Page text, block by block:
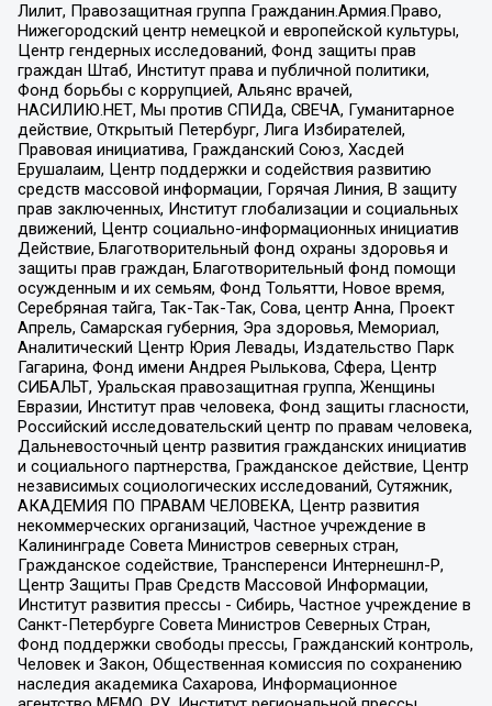
Лилит, Правозащитная группа Гражданин.Армия.Право,
Нижегородский центр немецкой и европейской культуры,
Центр гендерных исследований, Фонд защиты прав
граждан Штаб, Институт права и публичной политики,
Фонд борьбы с коррупцией, Альянс врачей,
НАСИЛИЮ.НЕТ, Мы против СПИДа, СВЕЧА, Гуманитарное
действие, Открытый Петербург, Лига Избирателей,
Правовая инициатива, Гражданский Союз, Хасдей
Ерушалаим, Центр поддержки и содействия развитию
средств массовой информации, Горячая Линия, В защиту
прав заключенных, Институт глобализации и социальных
движений, Центр социально-информационных инициатив
Действие, Благотворительный фонд охраны здоровья и
защиты прав граждан, Благотворительный фонд помощи
осужденным и их семьям, Фонд Тольятти, Новое время,
Серебряная тайга, Так-Так-Так, Сова, центр Анна, Проект
Апрель, Самарская губерния, Эра здоровья, Мемориал,
Аналитический Центр Юрия Левады, Издательство Парк
Гагарина, Фонд имени Андрея Рылькова, Сфера, Центр
СИБАЛЬТ, Уральская правозащитная группа, Женщины
Евразии, Институт прав человека, Фонд защиты гласности,
Российский исследовательский центр по правам человека,
Дальневосточный центр развития гражданских инициатив
и социального партнерства, Гражданское действие, Центр
независимых социологических исследований, Сутяжник,
АКАДЕМИЯ ПО ПРАВАМ ЧЕЛОВЕКА, Центр развития
некоммерческих организаций, Частное учреждение в
Калининграде Совета Министров северных стран,
Гражданское содействие, Трансперенси Интернешнл-Р,
Центр Защиты Прав Средств Массовой Информации,
Институт развития прессы - Сибирь, Частное учреждение в
Санкт-Петербурге Совета Министров Северных Стран,
Фонд поддержки свободы прессы, Гражданский контроль,
Человек и Закон, Общественная комиссия по сохранению
наследия академика Сахарова, Информационное